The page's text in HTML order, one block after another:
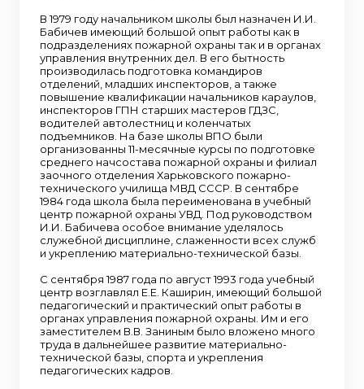
В 1979 году начальником школы был назначен И.И.
Бабичев имеющий большой опыт работы как в
подразделениях пожарной охраны так и в органах
управления внутренних дел. В его бытность
производилась подготовка командиров
отделений, младших инспекторов, а также
повышение квалификации начальников караулов,
инспекторов ГПН старших мастеров ГДЗС,
водителей автолестниц и коленчатых
подъемников. На базе школы ВПО были
организованны 11-месячные курсы по подготовке
среднего начсостава пожарной охраны и филиал
заочного отделения Харьковского пожарно-
технического училища МВД СССР. В сентябре
1984 года школа была переименована в учебный
центр пожарной охраны УВД. Под руководством
И.И. Бабичева особое внимание уделялось
служебной дисциплине, слаженности всех служб
и укреплению материально-технической базы.
С сентября 1987 года по август 1993 года учебный
центр возглавлял Е.Е. Каширин, имеющий большой
педагогический и практический опыт работы в
органах управления пожарной охраны. Им и его
заместителем В.В. Заниным было вложено много
труда в дальнейшее развитие материально-
технической базы, спорта и укрепления
педагогических кадров.